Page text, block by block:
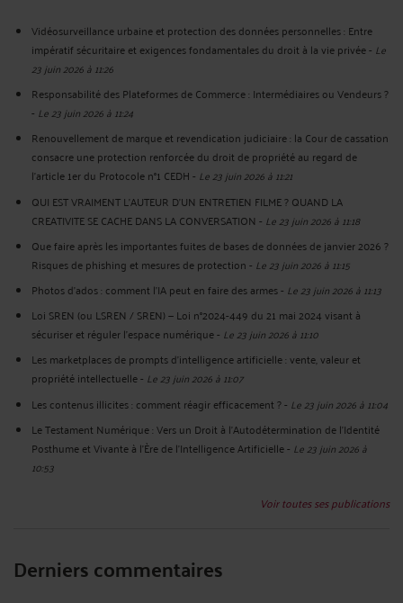
Vidéosurveillance urbaine et protection des données personnelles : Entre
impératif sécuritaire et exigences fondamentales du droit à la vie privée- Le
23 juin 2026 à 11:26
Responsabilité des Plateformes de Commerce : Intermédiaires ou Vendeurs ?
- Le 23 juin 2026 à 11:24
Renouvellement de marque et revendication judiciaire : la Cour de cassation
consacre une protection renforcée du droit de propriété au regard de
l’article 1er du Protocole n°1 CEDH- Le 23 juin 2026 à 11:21
QUI EST VRAIMENT L’AUTEUR D’UN ENTRETIEN FILME ? QUAND LA
CREATIVITE SE CACHE DANS LA CONVERSATION - Le 23 juin 2026 à 11:18
Que faire après les importantes fuites de bases de données de janvier 2026 ?
Risques de phishing et mesures de protection- Le 23 juin 2026 à 11:15
Photos d’ados : comment l’IA peut en faire des armes- Le 23 juin 2026 à 11:13
Loi SREN (ou LSREN / SREN) — Loi n°2024-449 du 21 mai 2024 visant à
sécuriser et réguler l’espace numérique- Le 23 juin 2026 à 11:10
Les marketplaces de prompts d’intelligence artificielle : vente, valeur et
propriété intellectuelle- Le 23 juin 2026 à 11:07
Les contenus illicites : comment réagir efficacement ?- Le 23 juin 2026 à 11:04
Le Testament Numérique : Vers un Droit à l'Autodétermination de l'Identité
Posthume et Vivante à l'Ère de l'Intelligence Artificielle- Le 23 juin 2026 à
10:53
Voir toutes ses publications
Derniers commentaires